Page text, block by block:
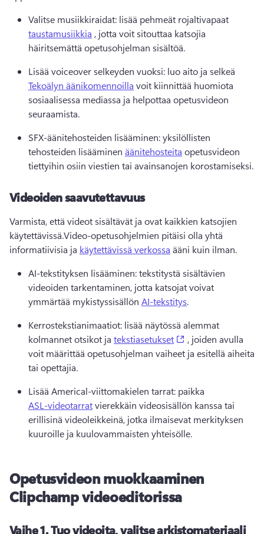
Valitse musiikkiraidat: lisää pehmeät rojaltivapaat
taustamusiikkia , jotta voit sitouttaa katsojia
häiritsemättä opetusohjelman sisältöä.
Lisää voiceover selkeyden vuoksi: luo aito ja selkeä
Tekoälyn äänikomennoilla voit kiinnittää huomiota
sosiaalisessa mediassa ja helpottaa opetusvideon
seuraamista.
SFX-äänitehosteiden lisääminen: yksilöllisten
tehosteiden lisääminen äänitehosteita opetusvideon
tiettyihin osiin viestien tai avainsanojen korostamiseksi.
Videoiden saavutettavuus
Varmista, että videot sisältävät ja ovat kaikkien katsojien
käytettävissä.Video-opetusohjelmien pitäisi olla yhtä
informatiivisia ja käytettävissä verkossa ääni kuin ilman.
AI-tekstityksen lisääminen: tekstitystä sisältävien
videoiden tarkentaminen, jotta katsojat voivat
ymmärtää mykistyssisällön AI-tekstitys.
Kerrostekstianimaatiot: lisää näytössä alemmat
kolmannet otsikot ja tekstiasetukset (opens in a new
, joiden avulla
voit määrittää opetusohjelman vaiheet ja esitellä aiheita
tai opettajia.
Lisää Americal-viittomakielen tarrat: paikka
ASL-videotarrat vierekkäin videosisällön kanssa tai
erillisinä videoleikkeinä, jotka ilmaisevat merkityksen
kuuroille ja kuulovammaisten yhteisölle.
Opetusvideon muokkaaminen
Clipchamp videoeditorissa
Vaihe 1.Tuo videoita, valitse arkistomateriaali